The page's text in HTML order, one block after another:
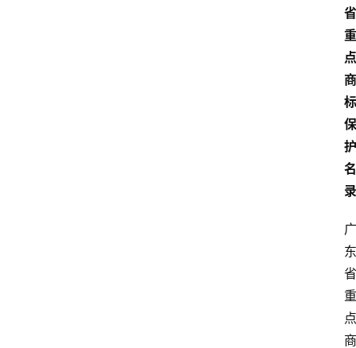
省
重
点
商
标
保
护
名
录
广
东
省
重
点
商